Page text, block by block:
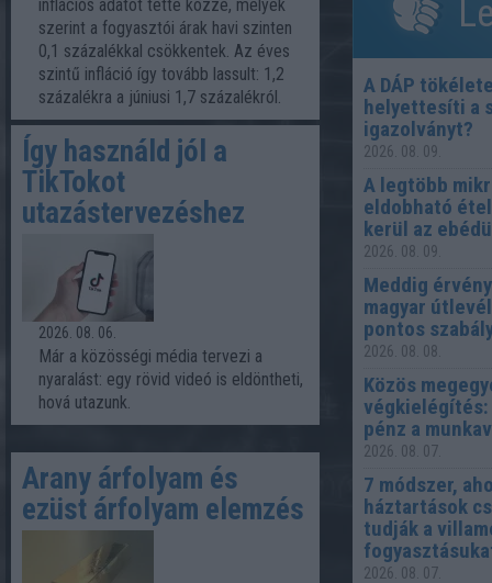
inflációs adatot tette közzé, melyek
szerint a fogyasztói árak havi szinten
0,1 százalékkal csökkentek. Az éves
szintű infláció így tovább lassult: 1,2
százalékra a júniusi 1,7 százalékról.
Így használd jól a
TikTokot
utazástervezéshez
2026. 08. 06.
Már a közösségi média tervezi a
nyaralást: egy rövid videó is eldöntheti,
hová utazunk.
Arany árfolyam és
ezüst árfolyam elemzés
A DÁP
helyettesíti a
igazolványt?
2026. 08. 09.
A legtöbb
eldobható
kerül az
2026. 08. 09.
Meddig
magyar
pontos
2026. 08. 08.
Közös
pénz a
2026. 08. 07.
7 módszer,
háztartások
tudják a
2026. 08. 07.